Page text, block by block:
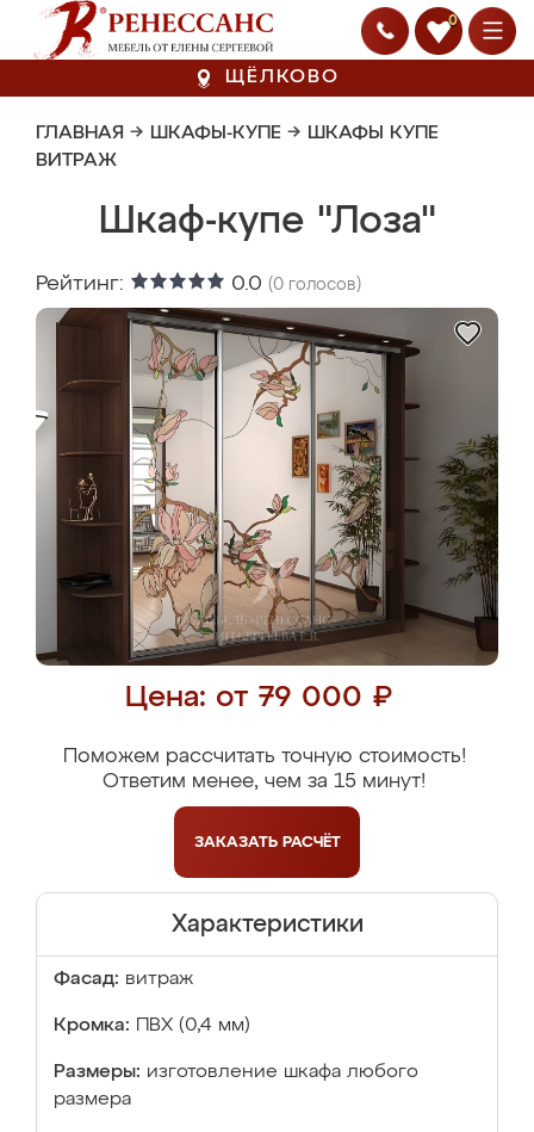
0
ЩЁЛКОВО
ГЛАВНАЯ → ШКАФЫ-КУПЕ → ШКАФЫ КУПЕ
ВИТРАЖ
Шкаф-купе "Лоза"
Рейтинг: 0.0 (0 голосов)
Цена: от 79 000 ₽
Поможем рассчитать точную стоимость!
Ответим менее, чем за 15 минут!
ЗАКАЗАТЬ РАСЧЁТ
Характеристики
Фасад: витраж
Кромка: ПВХ (0,4 мм)
Размеры: изготовление шкафа любого
размера